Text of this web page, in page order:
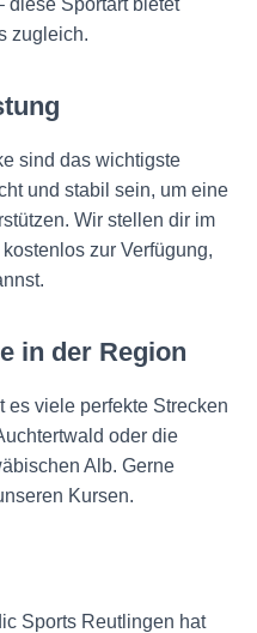
diese Sportart bietet
zugleich.
sind das wichtigste
und stabil sein, um eine
Wir stellen dir im
zur Verfügung,
in der Region
es viele perfekte Strecken
oder die
Alb. Gerne
Kursen.
Sports Reutlingen hat